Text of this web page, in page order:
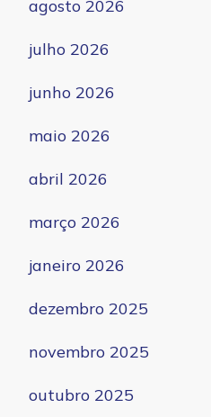
agosto 2026
julho 2026
junho 2026
maio 2026
abril 2026
março 2026
janeiro 2026
dezembro 2025
novembro 2025
outubro 2025